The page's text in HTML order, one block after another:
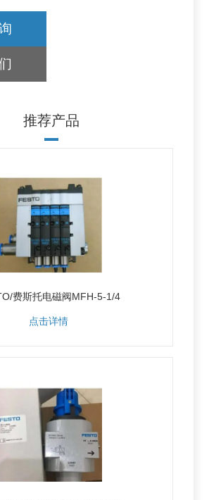
推荐产品
费斯托电磁阀MFH-5-1/4
点击详情